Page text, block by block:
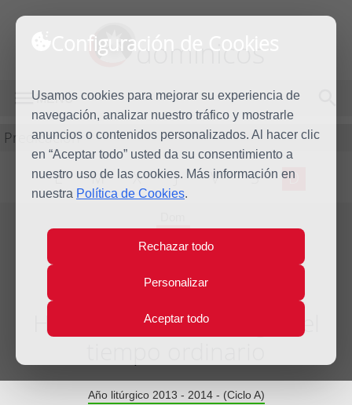
Configuración de Cookies
Usamos cookies para mejorar su experiencia de
navegación, analizar nuestro tráfico y mostrarle
anuncios o contenidos personalizados. Al hacer clic
en “Aceptar todo” usted da su consentimiento a
nuestro uso de las cookies. Más información en
nuestra Política de Cookies.
Rechazar todo
Personalizar
Aceptar todo
dominicos
MENÚ
Predicación
L M X J V S D
12
Oct
Homilía XXVIII Domingo del
Año litúrgico 2013 - 2014 - (Ciclo A)